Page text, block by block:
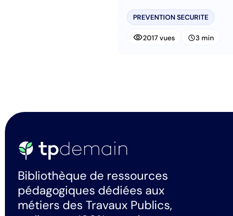
PREVENTION SECURITE
visibility2017 vues schedule3 min
Bibliothèque de ressources
pédagogiques dédiées aux
métiers des Travaux Publics,